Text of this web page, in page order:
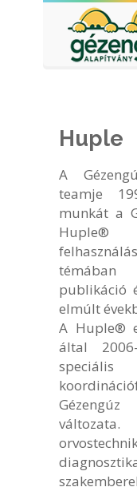
Huple
A
teamje
munkát a
Huple®
témában
publikáció
elmúlt
A Huple®
által
Gézengúz